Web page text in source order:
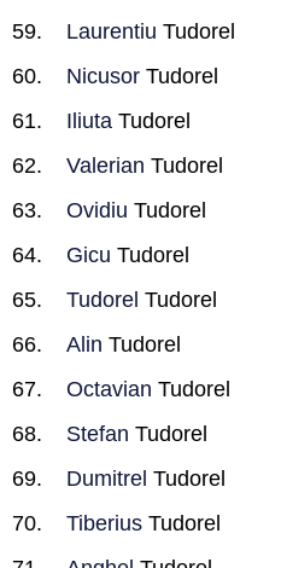
Laurentiu Tudorel
Nicusor Tudorel
Iliuta Tudorel
Valerian Tudorel
Ovidiu Tudorel
Gicu Tudorel
Tudorel Tudorel
Alin Tudorel
Octavian Tudorel
Stefan Tudorel
Dumitrel Tudorel
Tiberius Tudorel